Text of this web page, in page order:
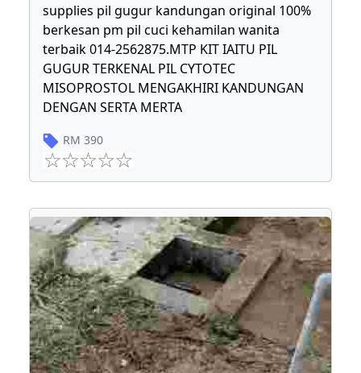
supplies pil gugur kandungan original 100%
berkesan pm pil cuci kehamilan wanita
terbaik 014-2562875.MTP KIT IAITU PIL
GUGUR TERKENAL PIL CYTOTEC
MISOPROSTOL MENGAKHIRI KANDUNGAN
DENGAN SERTA MERTA
RM 390